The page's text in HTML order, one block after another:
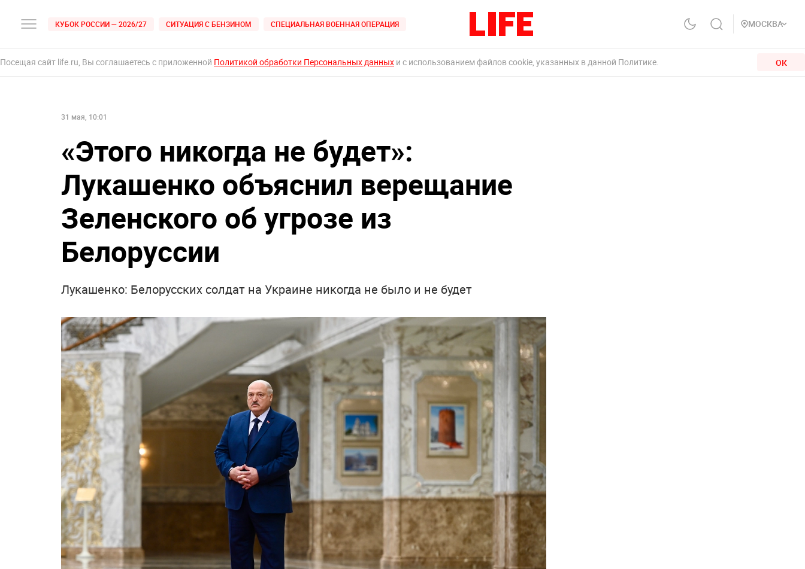
КУБОК РОССИИ — 2026/27 СИТУАЦИЯ С БЕНЗИНОМ СПЕЦИАЛЬНАЯ ВОЕННАЯ ОПЕРАЦИЯ МОСКВА
Посещая сайт life.ru, Вы соглашаетесь с приложенной Политикой обработки Персональных данных и с использованием файлов cookie, указанных в данной Политике. ОК
31 мая, 10:01
«Этого никогда не будет»:
Лукашенко объяснил верещание
Зеленского об угрозе из
Белоруссии
Лукашенко: Белорусских солдат на Украине никогда не было и не будет